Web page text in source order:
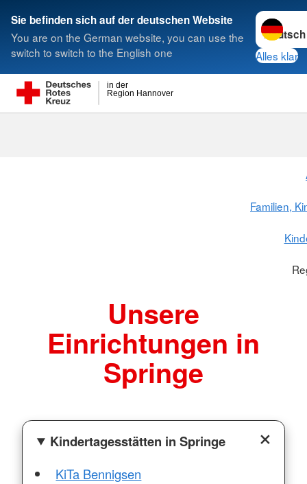
Sie befinden sich auf der deutschen Website
You are on the German website, you can use the
switch to switch to the English one
Sprache
Alles klar
Region Hannover
in der
Suche
Familien,
Unsere
Einrichtungen in
Springe
Kindertagesstätten in Springe
KiTa Bennigsen